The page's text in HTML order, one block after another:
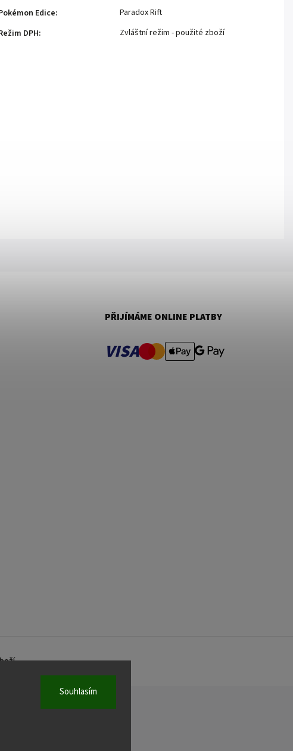
Souhlasím
Edice:
Paradox Rift
DPH: Zvláštní režim - použité zboží
PŘIJÍMÁME ONLINE PLATBY
VISA